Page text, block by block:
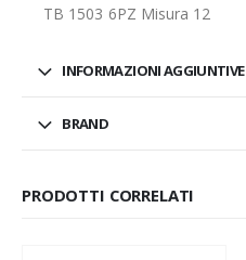
TB 1503 6PZ Misura 12
INFORMAZIONI AGGIUNTIVE
BRAND
PRODOTTI CORRELATI